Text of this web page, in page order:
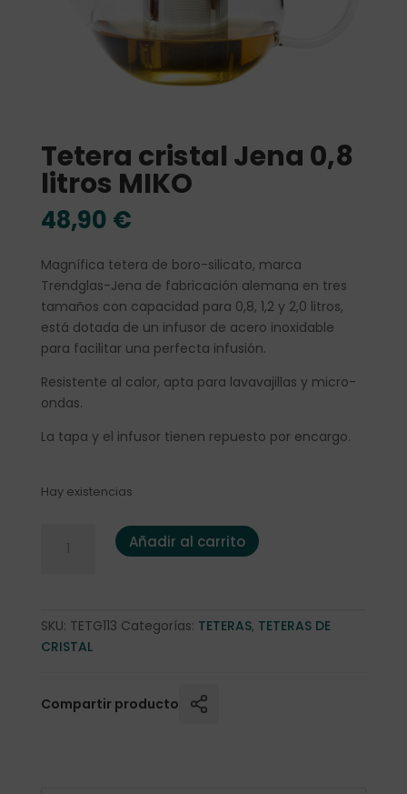
Tetera cristal Jena 0,8
litros MIKO
48,90 €
Magnífica tetera de boro-silicato, marca
Trendglas-Jena de fabricación alemana en tres
tamaños con capacidad para 0,8, 1,2 y 2,0 litros,
está dotada de un infusor de acero inoxidable
para facilitar una perfecta infusión.
Resistente al calor, apta para lavavajillas y micro-
ondas.
La tapa y el infusor tienen repuesto por encargo.
Hay existencias
Tetera cristal Jena 0,8 litros MIKO cantidad
Añadir al carrito
SKU: TETG113 Categorías: TETERAS, TETERAS DE
CRISTAL
Compartir producto